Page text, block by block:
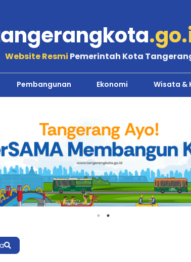
Website Resmi Pemerintah Kota
Pembangunan Ekonomi Wisata &